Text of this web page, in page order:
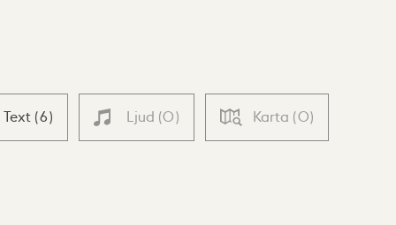
Text (6) Ljud (0) Karta (0)